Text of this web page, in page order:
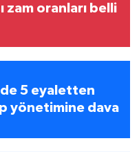
zam oranları belli
5 eyaletten
yönetimine dava